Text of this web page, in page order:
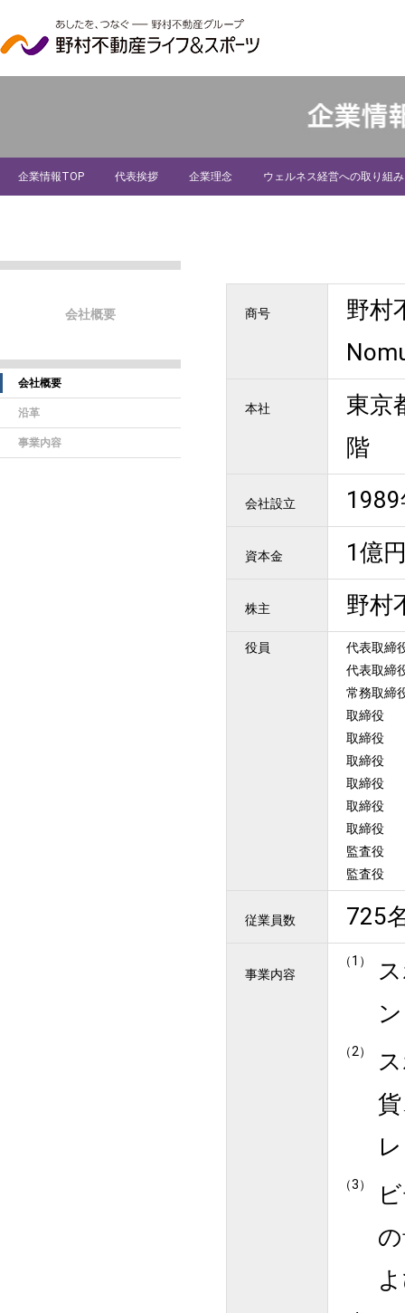
企業情報TOP 代表挨拶 企業理念 ウェルネス経営への取り組み
会社概要
会社概要
沿革
事業内容
商号
野村
本社
東京
階
会社設立
資本金 1億
株主 野村
役員
代表取締
代表取締
常務取締
取締役
取締役
取締役
取締役
取締役
取締役
監査役
監査役
従業員数 725
事業内容